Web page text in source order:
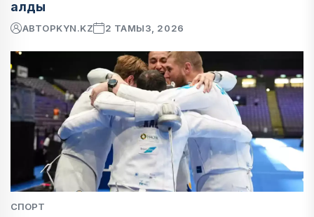
алды
АВТОРKYN.KZ 2 ТАМЫЗ, 2026
СПОРТ